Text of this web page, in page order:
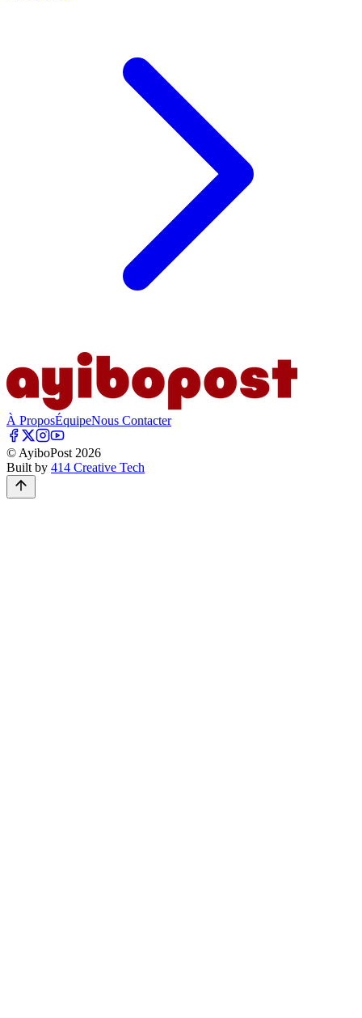
À ProposÉquipeNous Contacter
© AyiboPost 2026
Built by 414 Creative Tech